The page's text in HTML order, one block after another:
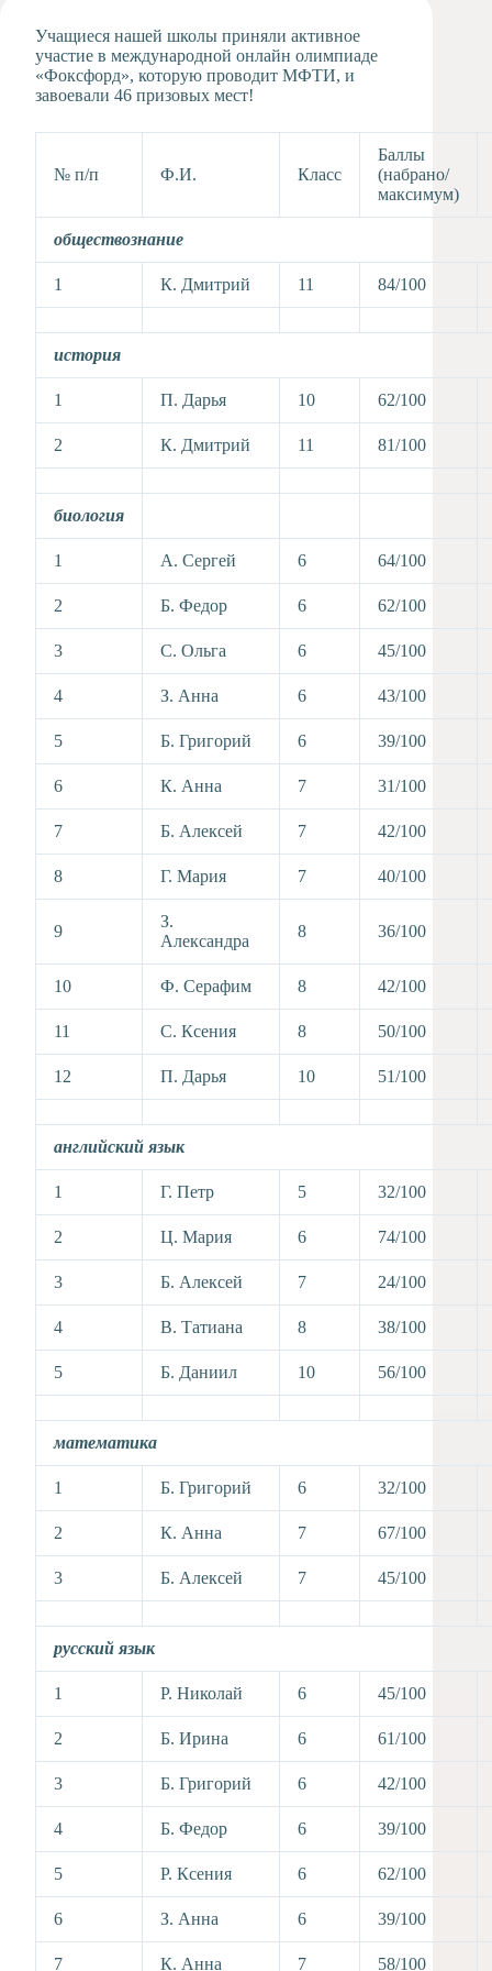
студия
Музыкальное
отделение
Тьюторская
Учащиеся нашей школы приняли активное
участие в международной онлайн олимпиаде
«Фоксфорд», которую проводит МФТИ, и
завоевали 46 призовых мест!
№ п/п Ф.И. Класс
Баллы
(набрано/
максимум)
обществознание
1 К. Дмитрий 11 84/100
история
1 П. Дарья 10 62/100
2 К. Дмитрий 11 81/100
биология
1 А. Сергей 6 64/100
2 Б. Федор 6 62/100
3 С. Ольга 6 45/100
4 З. Анна 6 43/100
5 Б. Григорий 6 39/100
6 К. Анна 7 31/100
7 Б. Алексей 7 42/100
8 Г. Мария 7 40/100
9
З.
Александра
8 36/100
10 Ф. Серафим 8 42/100
11 С. Ксения 8 50/100
12 П. Дарья 10 51/100
английский язык
1 Г. Петр 5 32/100
2 Ц. Мария 6 74/100
3 Б. Алексей 7 24/100
4 В. Татиана 8 38/100
5 Б. Даниил 10 56/100
математика
1 Б. Григорий 6 32/100
2 К. Анна 7 67/100
3 Б. Алексей 7 45/100
русский язык
1 Р. Николай 6 45/100
2 Б. Ирина 6 61/100
3 Б. Григорий 6 42/100
4 Б. Федор 6 39/100
5 Р. Ксения 6 62/100
6 З. Анна 6 39/100
7 К. Анна 7 58/100